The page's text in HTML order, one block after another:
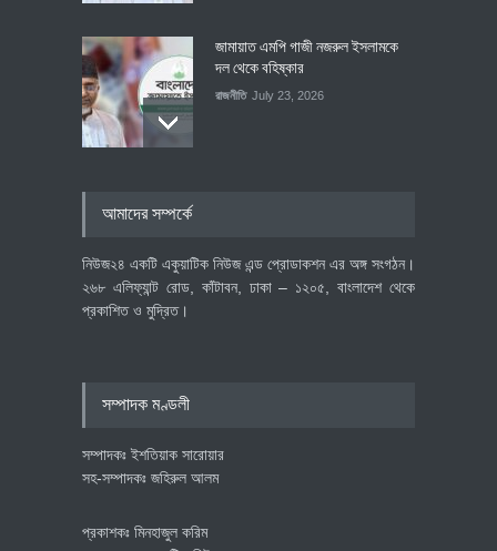
জামায়াত এমপি গাজী নজরুল ইসলামকে
দল থেকে বহিষ্কার
রাজনীতি July 23, 2026
আমাদের সম্পর্কে
নিউজ২৪ একটি একুয়াটিক নিউজ এন্ড প্রোডাকশন এর অঙ্গ সংগঠন।
২৬৮ এলিফ্যান্ট রোড, কাঁটাবন, ঢাকা – ১২০৫, বাংলাদেশ থেকে
প্রকাশিত ও মুদ্রিত।
সম্পাদক মণ্ডলী
সম্পাদকঃ ইশতিয়াক সারোয়ার
সহ-সম্পাদকঃ জহিরুল আলম
প্রকাশকঃ মিনহাজুল করিম